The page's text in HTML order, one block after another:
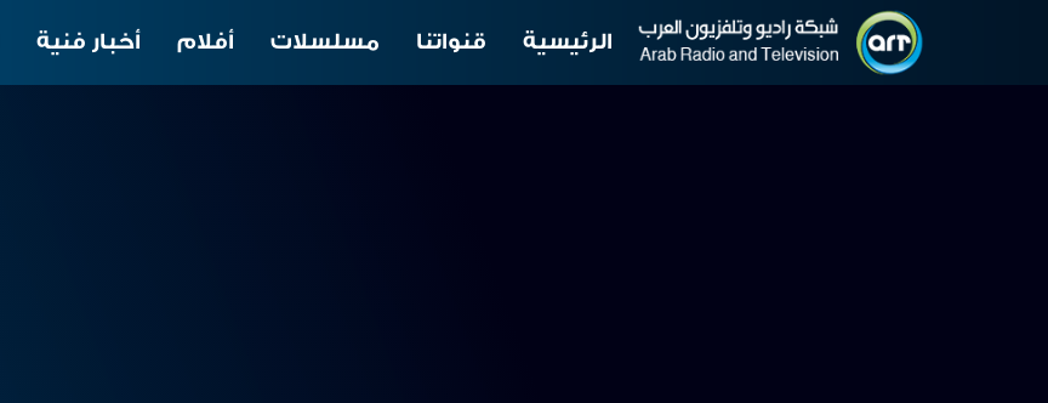
أخبار فنية أفلام مسلسلات قنواتنا الرئيسية